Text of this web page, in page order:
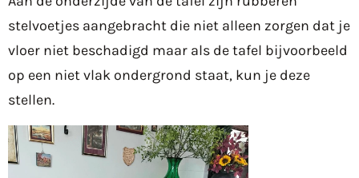
stelvoetjes aangebracht die niet alleen zorgen dat je
vloer niet beschadigd maar als de tafel bijvoorbeeld
op een niet vlak ondergrond staat, kun je deze
stellen.